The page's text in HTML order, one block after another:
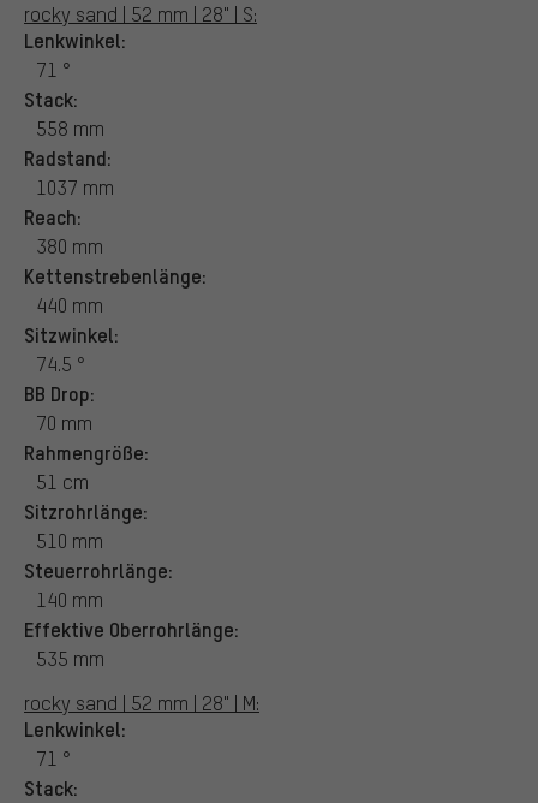
rocky sand | 52 mm | 28" | S:
Lenkwinkel:
71 °
Stack:
558 mm
Radstand:
1037 mm
Reach:
380 mm
Kettenstrebenlänge:
440 mm
Sitzwinkel:
74.5 °
BB Drop:
70 mm
Rahmengröße:
51 cm
Sitzrohrlänge:
510 mm
Steuerrohrlänge:
140 mm
Effektive Oberrohrlänge:
535 mm
rocky sand | 52 mm | 28" | M:
Lenkwinkel:
71 °
Stack: